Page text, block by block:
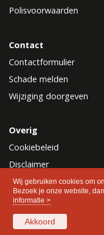
Wij gebruiken cookies om
Bezoek je onze website,
informatie >
Akkoord
Polisvoorwaarden
Contact
Contactformulier
Schade melden
Wijziging doorgeven
Overig
Cookiebeleid
Disclaimer
Privacy